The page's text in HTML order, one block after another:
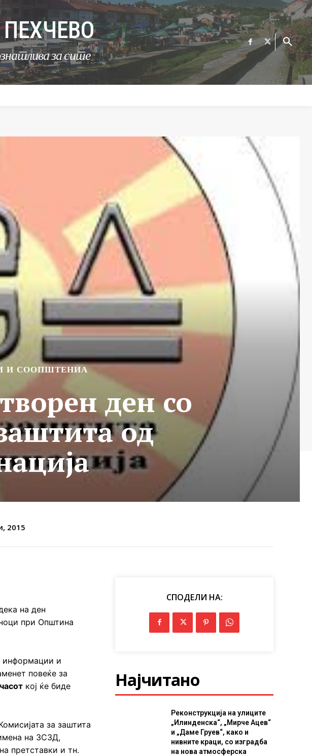
за сите
И СООПШТЕНИА
ден со
од
2015
на ден
при Општина
информации и
повеќе за
кој ќе биде
за заштита
на ЗСЗД,
претставки и тн.
СПОДЕЛИ НА:
Најчитано
Реконструкција на улиците
„Илинденска“, „Мирче Ацев“
и „Даме Груев“, како и
нивните краци, со изградба
на нова атмосферска